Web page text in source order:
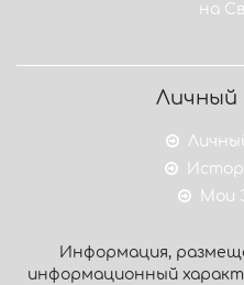
на
Личный
Мои
Информация,
информационный